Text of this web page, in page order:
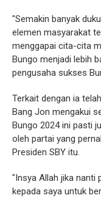
"Semakin banyak
elemen masyarakat
menggapai cita-cita
Bungo menjadi lebih
pengusaha sukses
Terkait dengan ia
Bang Jon mengakui
Bungo 2024 ini pasti
oleh partai yang
Presiden SBY itu.
"Insya Allah jika nanti
kepada saya untuk